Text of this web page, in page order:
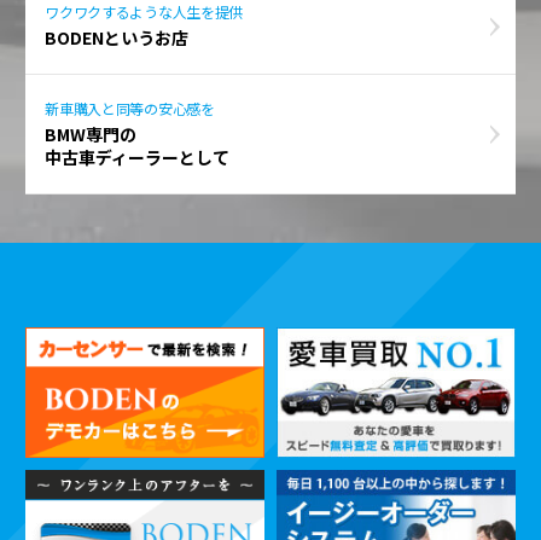
ワクワクするような人生を提供
BODENというお店
新車購入と同等の安心感を
BMW専門の
中古車ディーラーとして